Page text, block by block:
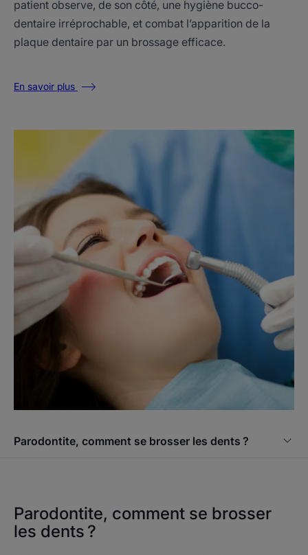
patient observe, de son côté, une hygiène bucco-
dentaire irréprochable, et combat l’apparition de la
plaque dentaire par un brossage efficace.
En savoir plus
Parodontite, comment se brosser les dents ?
Parodontite, comment se brosser
les dents ?